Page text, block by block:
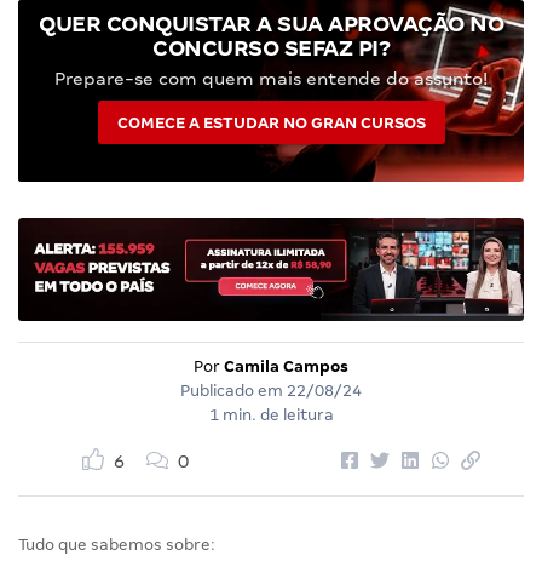
QUER CONQUISTAR A SUA APROVAÇÃO NO
CONCURSO SEFAZ PI?
Prepare-se com quem mais entende do assunto!
COMECE A ESTUDAR NO GRAN CURSOS
Por Camila Campos
Publicado em 22/08/24
1 min. de leitura
6 0
Tudo que sabemos sobre: